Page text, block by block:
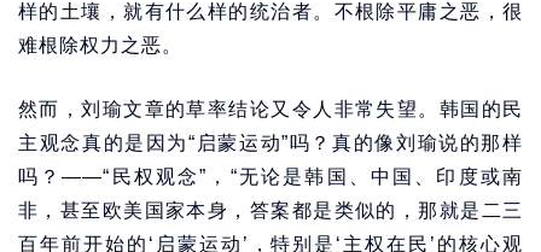
样的土壤，就有什么样的统治者。不根除平庸之恶，很
难根除权力之恶。
然而，刘瑜文章的草率结论又令人非常失望。韩国的民
主观念真的是因为“启蒙运动”吗？真的像刘瑜说的那样
吗？——“民权观念”，“无论是韩国、中国、印度或南
非，甚至欧美国家本身，答案都是类似的，那就是二三
百年前开始的‘启蒙运动’，特别是‘主权在民’的核心观